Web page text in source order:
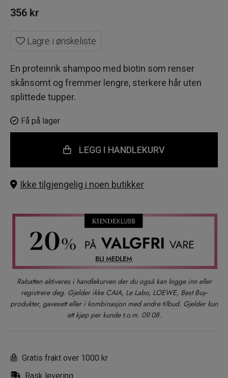
356 kr
Lagre i ønskeliste
En proteinrik shampoo med biotin som renser
skånsomt og fremmer lengre, sterkere hår uten
splittede tupper.
Få på lager
LEGG I HANDLEKURV
Ikke tilgjengelig i noen butikker
Rabatten aktiveres i handlekurven der du også kan logge inn eller
registrere deg. Gjelder ikke CAIA, Le Labo, LOEWE, Best Buy-
produkter, gavesett eller i kombinasjon med andre tilbud. Gjelder kun
ett kjøp per kunde t.o.m. 09.08.
Gratis frakt over 1000 kr
Rask levering